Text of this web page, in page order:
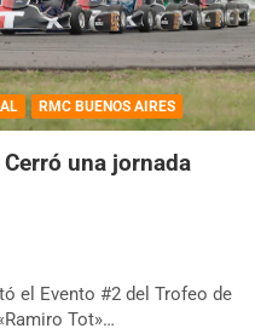
RMC BUENOS AIRES
Cerró una jornada
el Evento #2 del Trofeo de
Tot»…